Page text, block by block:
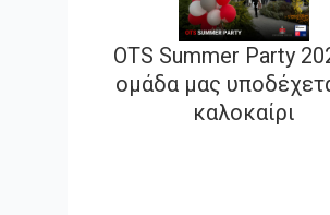
OTS Summer Party
ομάδα μας
καλοκαίρι